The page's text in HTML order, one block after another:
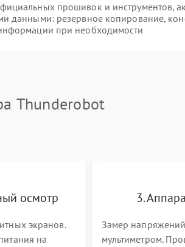
прошивок и инструментов,
данными: резервное копирование,
при необходимости
Thunderobot
осмотр
экранов.
на
3.
Замер
мультиметром.